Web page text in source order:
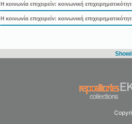
Η κοινωνία επιχειρείν: κοινωνική
Η κοινωνία επιχειρείν: κοινωνική